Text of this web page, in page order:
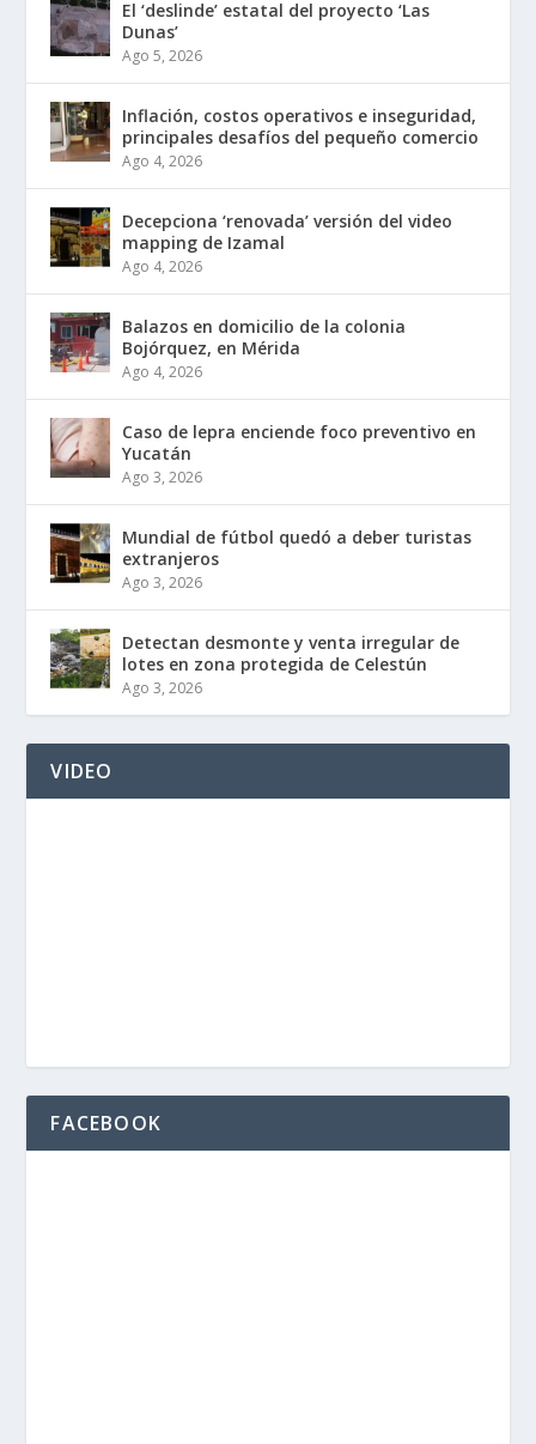
El ‘deslinde’ estatal del proyecto ‘Las
Dunas’
Ago 5, 2026
Inflación, costos operativos e inseguridad,
principales desafíos del pequeño comercio
Ago 4, 2026
Decepciona ‘renovada’ versión del video
mapping de Izamal
Ago 4, 2026
Balazos en domicilio de la colonia
Bojórquez, en Mérida
Ago 4, 2026
Caso de lepra enciende foco preventivo en
Yucatán
Ago 3, 2026
Mundial de fútbol quedó a deber turistas
extranjeros
Ago 3, 2026
Detectan desmonte y venta irregular de
lotes en zona protegida de Celestún
Ago 3, 2026
VIDEO
FACEBOOK